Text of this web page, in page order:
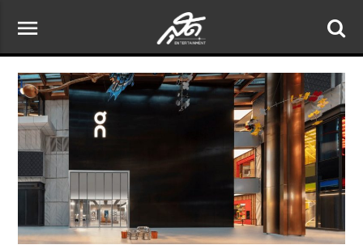
menu